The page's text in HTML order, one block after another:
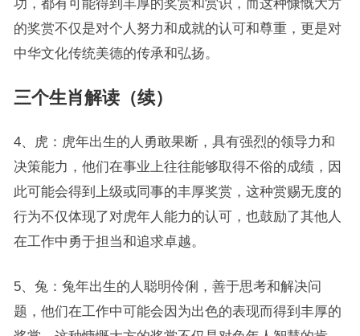
功，都有可能得到丰厚的奖赏和赏识，而这种慷慨大方
的奖赏不仅是对个人努力和成就的认可和尊重，更是对
中华文化传统美德的传承和弘扬。
三个生肖解读（续）
4、虎：虎年出生的人勇敢果断，具有强烈的领导力和
决策能力，他们在事业上往往能够取得不俗的成绩，因
此可能会得到上级或同事的丰厚奖赏，这种赏赐无度的
行为不仅体现了对虎年人能力的认可，也鼓励了其他人
在工作中勇于担当和追求卓越。
5、兔：兔年出生的人聪明伶俐，善于思考和解决问
题，他们在工作中可能会因为出色的表现而得到丰厚的